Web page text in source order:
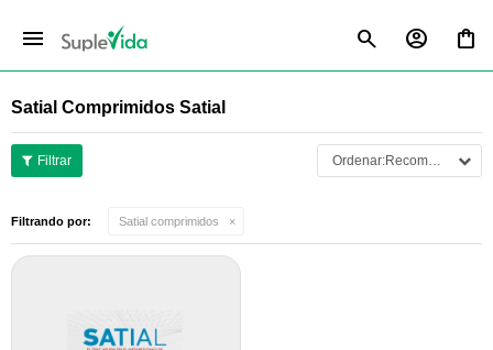
menu
Satial Comprimidos Satial
Recomendados
Filtrando por: Satial comprimidos